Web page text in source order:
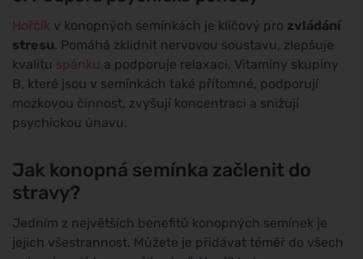
Hořčík v konopných semínkách je klíčový pro zvládání
stresu. Pomáhá zklidnit nervovou soustavu, zlepšuje
kvalitu spánku a podporuje relaxaci. Vitamíny skupiny
B, které jsou v semínkách také přítomné, podporují
mozkovou činnost, zvyšují koncentraci a snižují
psychickou únavu.
Jak konopná semínka začlenit do
stravy?
Jedním z největších benefitů konopných semínek je
jejich všestrannost. Můžete je přidávat téměř do všech